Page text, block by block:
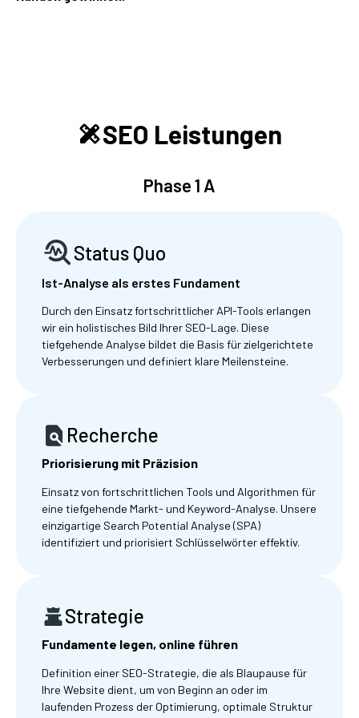
SEO Leistungen
Phase 1 A
Status Quo
Ist-Analyse als erstes Fundament
Durch den Einsatz fortschrittlicher API-Tools erlangen
wir ein holistisches Bild Ihrer SEO-Lage. Diese
tiefgehende Analyse bildet die Basis für zielgerichtete
Verbesserungen und definiert klare Meilensteine.
Recherche
Priorisierung mit Präzision
Einsatz von fortschrittlichen Tools und Algorithmen für
eine tiefgehende Markt- und Keyword-Analyse. Unsere
einzigartige Search Potential Analyse (SPA)
identifiziert und priorisiert Schlüsselwörter effektiv.
Strategie
Fundamente legen, online führen
Definition einer SEO-Strategie, die als Blaupause für
Ihre Website dient, um von Beginn an oder im
laufenden Prozess der Optimierung, optimale Struktur